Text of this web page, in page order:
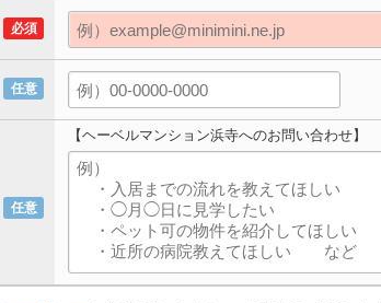
必須
任意
任意
【ヘーベルマンション浜寺へのお問い合わせ】